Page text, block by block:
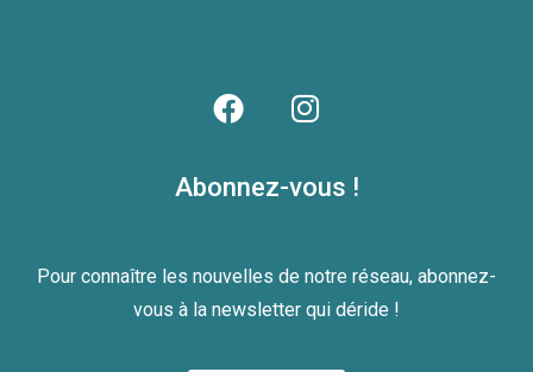
Abonnez-vous !
Pour connaître les nouvelles de notre réseau, abonnez-
vous à la newsletter qui déride !